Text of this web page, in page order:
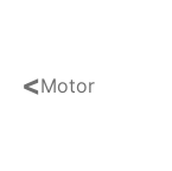
<Motor